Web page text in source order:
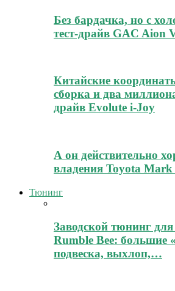
Без бардачка, но с
тест-драйв GAC Aion
Китайские
сборка и два
драйв Evolute i-Joy
А он действительно
владения Toyota
Тюнинг
Заводской тюнинг
Rumble Bee: большие
подвеска, выхлоп,…